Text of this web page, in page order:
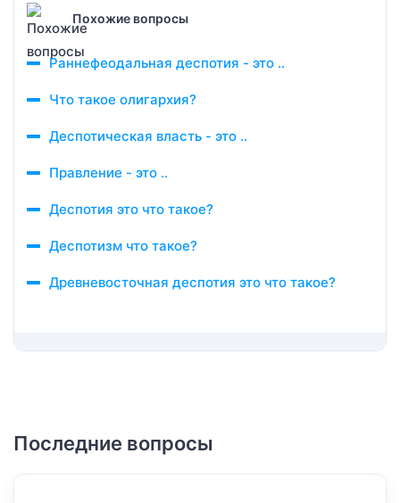
Похожие вопросы
Раннефеодальная деспотия - это ..
Что такое олигархия?
Деспотическая власть - это ..
Правление - это ..
Деспотия это что такое?
Деспотизм что такое?
Древневосточная деспотия это что такое?
Последние вопросы